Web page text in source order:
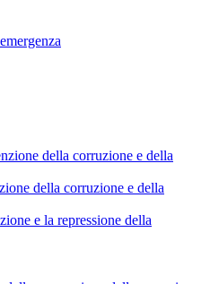
della corruzione e della
della corruzione e della
e la repressione della